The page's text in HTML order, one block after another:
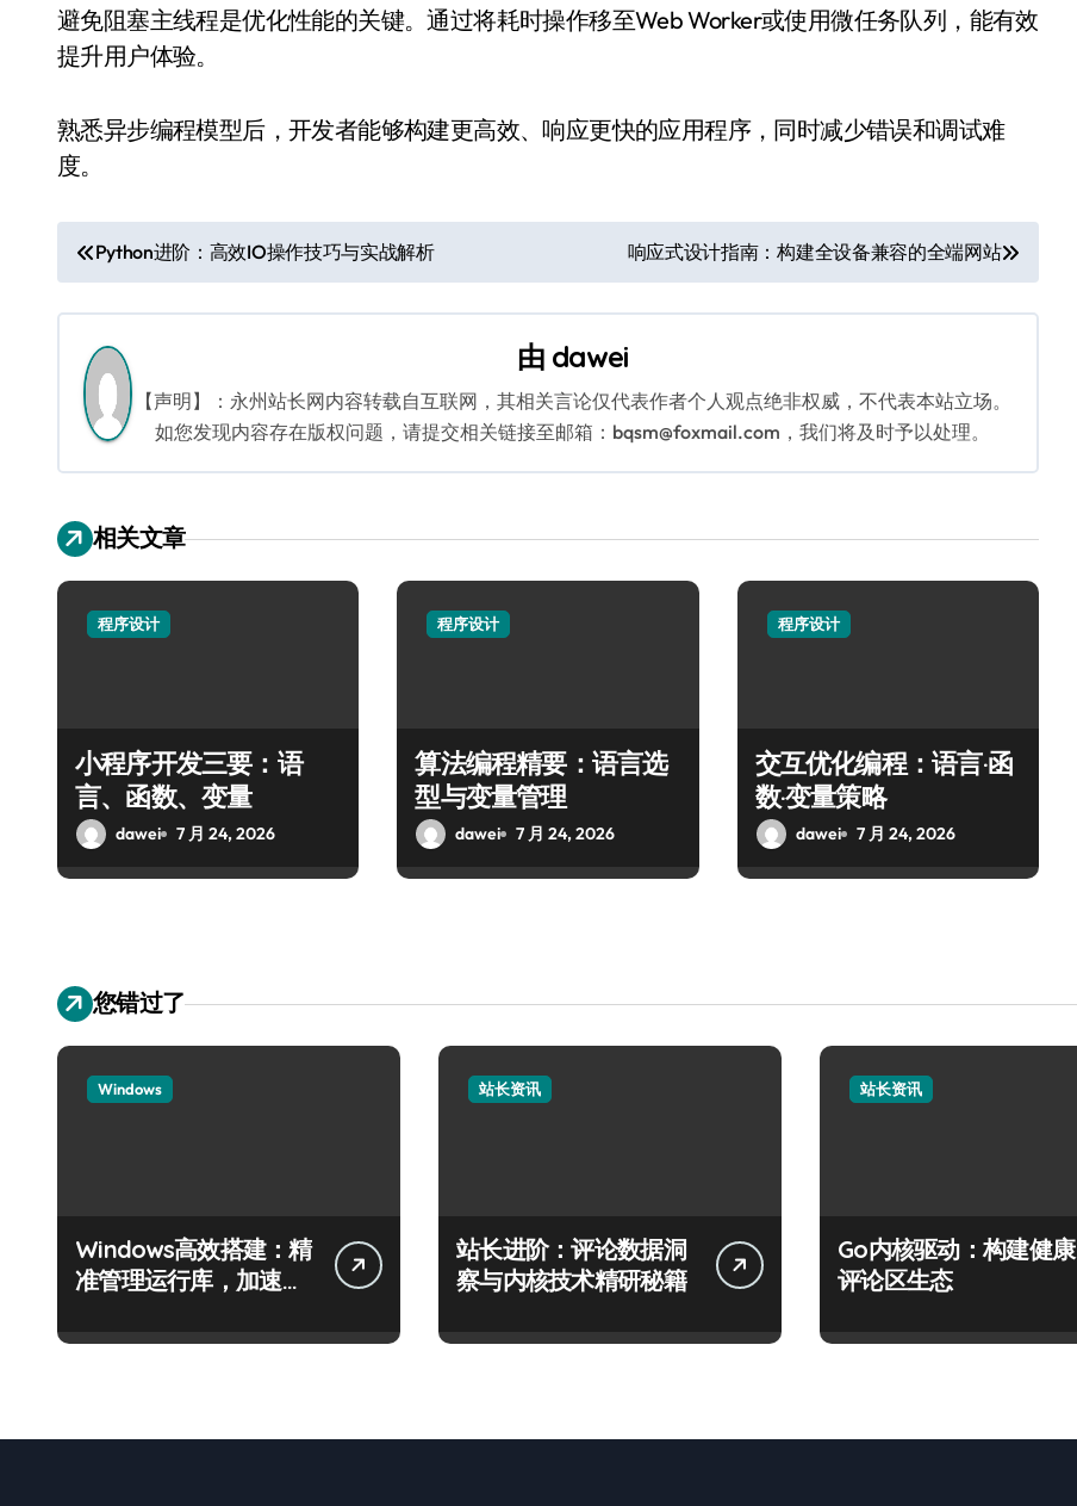
避免阻塞主线程是优化性能的关键。通过将耗时操作移至Web Worker或使用微任务队列，能有效
提升用户体验。
熟悉异步编程模型后，开发者能够构建更高效、响应更快的应用程序，同时减少错误和调试难
度。
文
章
导
航
Python进阶：高效IO操作技巧与实战解析 响应式设计指南：构建全设备兼容的全端网站
由 dawei
【声明】：永州站长网内容转载自互联网，其相关言论仅代表作者个人观点绝非权威，不代表本站立场。
如您发现内容存在版权问题，请提交相关链接至邮箱：bqsm@foxmail.com，我们将及时予以处理。
相关文章
程序设计
小程序开发三要：语
言、函数、变量
dawei 7 月 24, 2026
程序设计
算法编程精要：语言选
型与变量管理
dawei 7 月 24, 2026
程序设计
交互优化编程：语言·函
数·变量策略
dawei 7 月 24, 2026
您错过了
Windows
Windows高效搭建：精
准管理运行库，加速创
站长资讯
站长进阶：评论数据洞
察与内核技术精研秘籍
站长资讯
Go内核驱动：构建健康
评论区生态